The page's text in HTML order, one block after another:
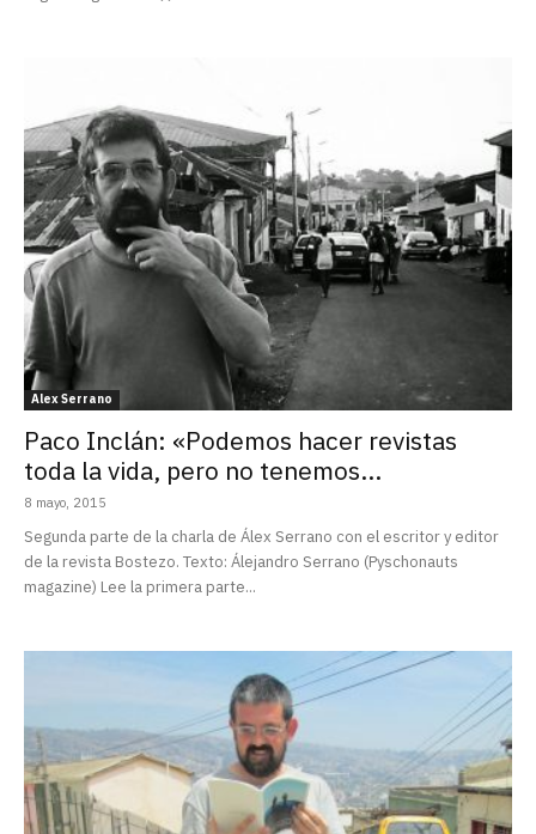
Alex Serrano
Paco Inclán: «Podemos hacer revistas
toda la vida, pero no tenemos...
8 mayo, 2015
Segunda parte de la charla de Álex Serrano con el escritor y editor
de la revista Bostezo. Texto: Álejandro Serrano (Pyschonauts
magazine) Lee la primera parte...